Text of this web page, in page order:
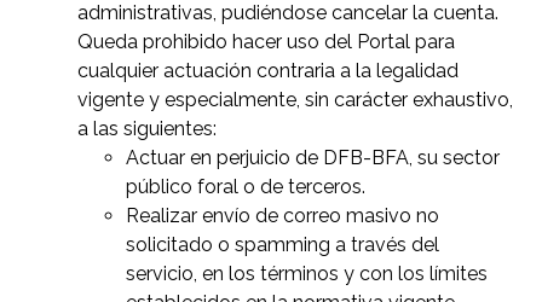
administrativas, pudiéndose cancelar la cuenta.
Queda prohibido hacer uso del Portal para
cualquier actuación contraria a la legalidad
vigente y especialmente, sin carácter exhaustivo,
a las siguientes:
Actuar en perjuicio de DFB-BFA, su sector
público foral o de terceros.
Realizar envío de correo masivo no
solicitado o spamming a través del
servicio, en los términos y con los límites